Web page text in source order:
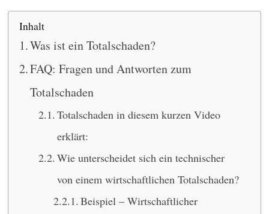
Inhalt
Was ist ein Totalschaden?
FAQ: Fragen und Antworten zum
Totalschaden
Totalschaden in diesem kurzen Video
erklärt:
Wie unterscheidet sich ein technischer
von einem wirtschaftlichen Totalschaden?
Beispiel – Wirtschaftlicher